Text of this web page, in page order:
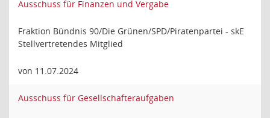
Ausschuss für Finanzen und Vergabe
Fraktion Bündnis 90/Die Grünen/SPD/Piratenpartei - skE
Stellvertretendes Mitglied
von 11.07.2024
Ausschuss für Gesellschafteraufgaben